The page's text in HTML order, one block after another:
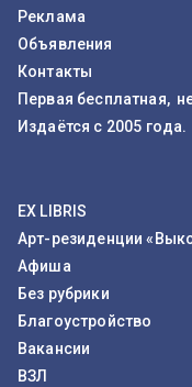
Реклама
Объявления
Контакты
Первая бесплатная,
Издаётся с 2005 года.
EX LIBRIS
Арт-резиденции
Афиша
Без рубрики
Благоустройство
Вакансии
ВЗЛ